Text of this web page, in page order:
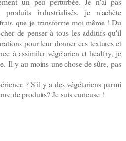
industrialisés, je n'achète
que je transforme moi-même ! Du
de penser à tous les additifs qu'il
pour leur donner ces textures et
à assimiler végétarien et healthy, je
Il y au moins une chose de sûre, pas
? S'il y a des végétariens parmi
de produits? Je suis curieuse !